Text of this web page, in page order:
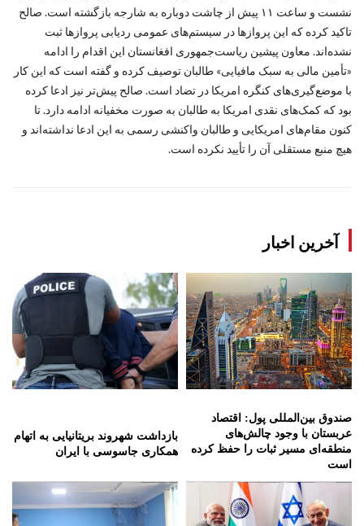
نشست و ساعت ۱۱ پیش از چاشت دوباره به شارجه بازگشته است. صالح
تاکید کرده که این پروازها در سیستم‌های عمومی ردیابی پروازها ثبت
نشده‌اند. معاون پیشین ریاست‌جمهوری افغانستان این اقدام را ادامه
«تأمین مالی به سبک مافیایی» طالبان توصیف کرده و گفته است که این کار
با موضع‌گیری‌های کنگره امریکا در تضاد است. صالح پیش‌تر نیز ادعا کرده
بود که کمک‌های نقدی امریکا به طالبان به صورت مخفیانه ادامه دارد. تا
کنون مقام‌های امریکایی و طالبان واکنشی رسمی به این ادعا نداشته‌اند و
هیچ منبع مستقلی آن را تأیید نکرده است.
آخرین اخبار
صندوق بین‌المللی پول: اقتصاد
عربستان با وجود چالش‌های
منطقه‌ای مسیر ثبات را حفظ کرده
است
بازداشت شهروند بریتانیایی به اتهام
همکاری جاسوسی با ایران